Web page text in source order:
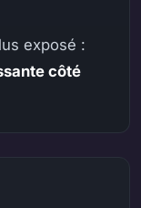
exposé :
côté